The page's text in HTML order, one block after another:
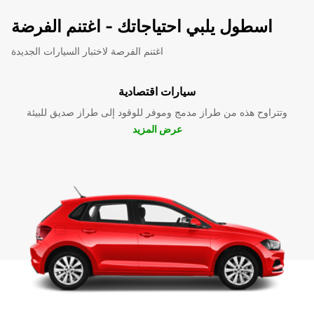
اسطول يلبي احتياجاتك - اغتنم الفرضة
اغتنم الفرصة لاختبار السيارات الجديدة
سيارات اقتصادية
وتتراوح هذه من طراز مدمج وموفر للوقود إلى طراز صديق للبيئة
عرض المزيد